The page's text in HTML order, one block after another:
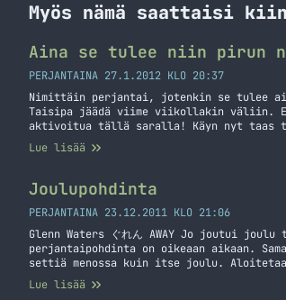
Myös nämä saattaisi
Aina se tulee niin pirun
PERJANTAINA 27.1.2012 KLO 20:37
Nimittäin perjantai, jotenkin se tulee
Taisipa jäädä viime viikollakin väliin.
aktivoitua tällä saralla! Käyn nyt taas
asioita. Ostakaa makkaraa… ei sentään.
sitä Huuto.netissä ja pääset huutamaan
Lue lisää
Joulupohdinta
PERJANTAINA 23.12.2011 KLO 21:06
Glenn Waters ぐれん AWAY Jo joutui
perjantaipohdinta on oikeaan aikaan.
settiä menossa kuin itse joulu.
joulukalentereista. Itsellänihän on jo
joulukalenterin tai parannan vanhaa
Lue lisää